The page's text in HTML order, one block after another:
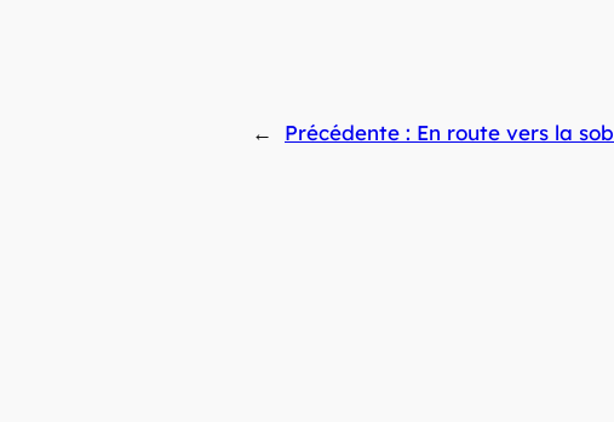
← Précédente : En route vers la